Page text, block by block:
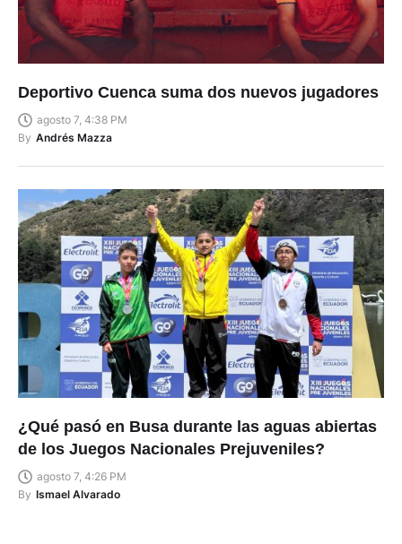
Deportivo Cuenca suma dos nuevos jugadores
agosto 7, 4:38 PM
By Andrés Mazza
¿Qué pasó en Busa durante las aguas abiertas
de los Juegos Nacionales Prejuveniles?
agosto 7, 4:26 PM
By
Ismael Alvarado